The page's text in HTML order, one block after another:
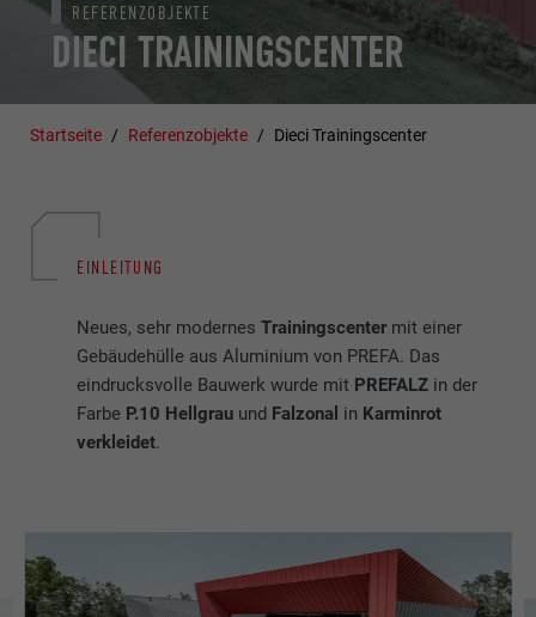
DIECI TRAININGSCENTER
REFERENZOBJEKTE
Startseite Referenzobjekte Dieci Trainingscenter
EINLEITUNG
Neues, sehr modernesTrainingscenter mit einer
Gebäudehülle aus Aluminium von PREFA. Das
eindrucksvolle Bauwerk wurde mit PREFALZ in der
Farbe P.10 Hellgrau und Falzonal in Karminrot
verkleidet.